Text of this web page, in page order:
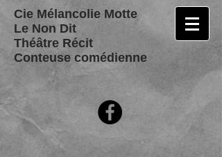
Cie Mélancolie Motte
Le Non Dit
Théâtre Récit
Conteuse comédienne